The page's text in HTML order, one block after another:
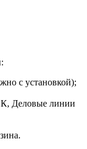
с установкой);
Деловые линии